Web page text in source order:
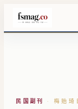
民国副刊 ·梅贻